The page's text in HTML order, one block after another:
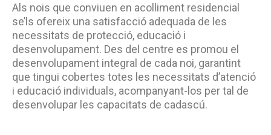
Als nois que conviuen en acolliment residencial
se’ls ofereix una satisfacció adequada de les
necessitats de protecció, educació i
desenvolupament. Des del centre es promou el
desenvolupament integral de cada noi, garantint
que tingui cobertes totes les necessitats d’atenció
i educació individuals, acompanyant-los per tal de
desenvolupar les capacitats de cadascú.